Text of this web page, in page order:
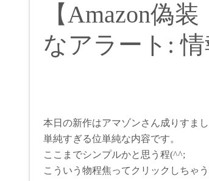
【Amazon偽
なアラート:
本日の新作はアマゾンさん成りすま
単純すぎる位単純な内容です。
ここまでシンプルかと思う程(^^;
こういう物程焦ってクリックしちゃ